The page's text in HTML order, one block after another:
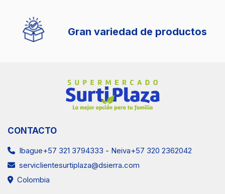
Gran variedad de productos
CONTACTO
Ibague+57 321 3794333 - Neiva+57 320 2362042
serviclientesurtiplaza@dsierra.com
Colombia
Ventas Neiva
(57) 3202362042